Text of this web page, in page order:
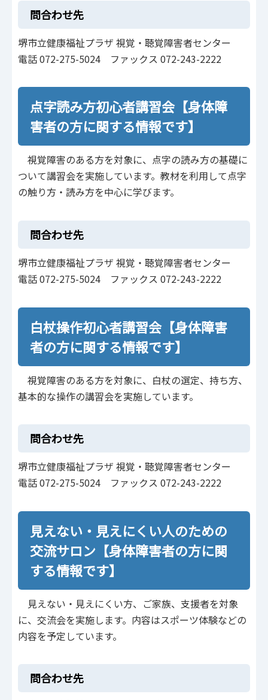
問合わせ先
堺市立健康福祉プラザ 視覚・聴覚障害者センター
電話 072-275-5024 ファックス 072-243-2222
点字読み方初心者講習会【身体障
害者の方に関する情報です】
視覚障害のある方を対象に、点字の読み方の基礎に
ついて講習会を実施しています。教材を利用して点字
の触り方・読み方を中心に学びます。
問合わせ先
堺市立健康福祉プラザ 視覚・聴覚障害者センター
電話 072-275-5024 ファックス 072-243-2222
白杖操作初心者講習会【身体障害
者の方に関する情報です】
視覚障害のある方を対象に、白杖の選定、持ち方、
基本的な操作の講習会を実施しています。
問合わせ先
堺市立健康福祉プラザ 視覚・聴覚障害者センター
電話 072-275-5024 ファックス 072-243-2222
見えない・見えにくい人のための
交流サロン【身体障害者の方に関
する情報です】
見えない・見えにくい方、ご家族、支援者を対象
に、交流会を実施します。内容はスポーツ体験などの
内容を予定しています。
問合わせ先